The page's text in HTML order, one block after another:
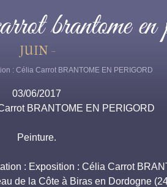
brantome
JUIN -
: Célia Carrot BRANTOME EN PERIGORD
03/06/2017
BRANTOME EN PERIGORD
Peinture.
: Exposition : Célia Carrot
de la Côte à Biras en Dordogne